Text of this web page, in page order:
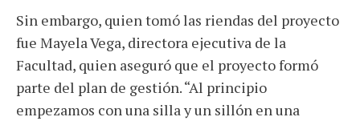
Sin embargo, quien tomó las riendas del proyecto
fue Mayela Vega, directora ejecutiva de la
Facultad, quien aseguró que el proyecto formó
parte del plan de gestión. “Al principio
empezamos con una silla y un sillón en una